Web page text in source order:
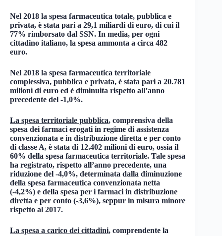
Nel 2018 la spesa farmaceutica totale, pubblica e
privata, è stata pari a 29,1 miliardi di euro, di cui il
77% rimborsato dal SSN. In media, per ogni
cittadino italiano, la spesa ammonta a circa 482
euro.
Nel 2018 la spesa farmaceutica territoriale
complessiva, pubblica e privata, è stata pari a 20.781
milioni di euro ed è diminuita rispetto all’anno
precedente del -1,0%.
La spesa territoriale pubblica, comprensiva della
spesa dei farmaci erogati in regime di assistenza
convenzionata e in distribuzione diretta e per conto
di classe A, è stata di 12.402 milioni di euro, ossia il
60% della spesa farmaceutica territoriale. Tale spesa
ha registrato, rispetto all’anno precedente, una
riduzione del -4,0%, determinata dalla diminuzione
della spesa farmaceutica convenzionata netta
(-4,2%) e della spesa per i farmaci in distribuzione
diretta e per conto (-3,6%), seppur in misura minore
rispetto al 2017.
La spesa a carico dei cittadini, comprendente la